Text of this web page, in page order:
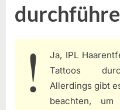
Ja, IPL
Tattoos
Allerdings gibt
beachten,